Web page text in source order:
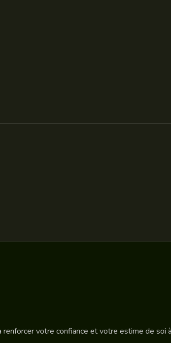
votre confiance et votre estime de soi